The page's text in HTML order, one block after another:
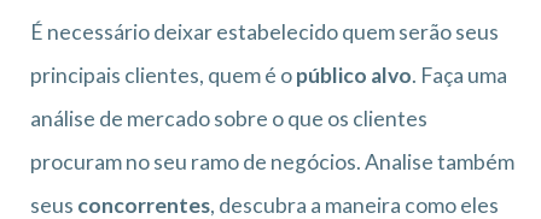
É necessário deixar estabelecido quem serão seus
principais clientes, quem é opúblico alvo. Faça uma
análise de mercado sobre o que os clientes
procuram no seu ramo de negócios. Analise também
seus concorrentes, descubra a maneira como eles